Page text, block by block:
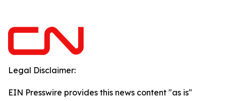
Legal Disclaimer:
EIN Presswire provides this news content "as is"